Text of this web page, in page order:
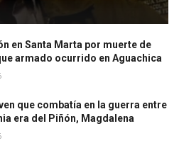
en Santa Marta por muerte de
armado ocurrido en Aguachica
que combatía en la guerra entre
era del Piñón, Magdalena